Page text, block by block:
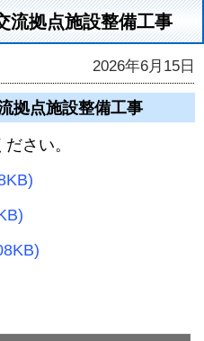
拠点施設整備工事
2026年6月15日
拠点施設整備工事
さい。